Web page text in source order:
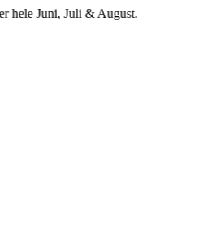
Juni, Juli & August.